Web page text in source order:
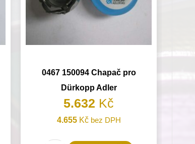
0467 150094 Chapač pro
Dürkopp Adler
5.632 Kč
4.655 Kčbez DPH